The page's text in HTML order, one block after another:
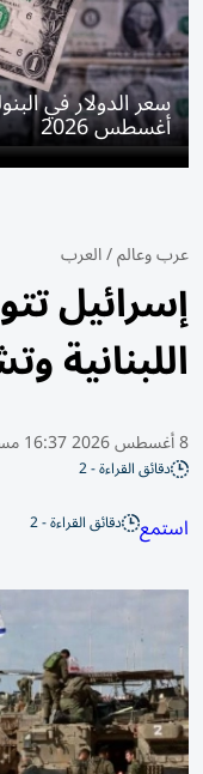
أغسطس 2026
عرب وعالم/العرب
إسرائيل
اللبنانية
8 أغسطس 2026 16:37 مساء
دقائق القراءة - 2
استمع دقائق القراءة - 2